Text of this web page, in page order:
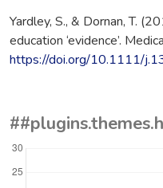
Yardley, S., & Dornan, T.
education ‘evidence’.
https://doi.org/10.1111/